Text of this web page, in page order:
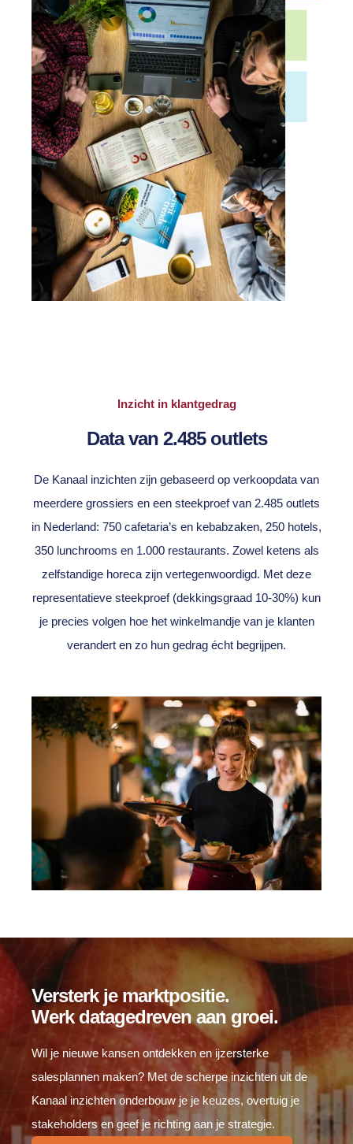
Inzicht in klantgedrag
Data van 2.485 outlets
De Kanaal inzichten zijn gebaseerd op verkoopdata van
meerdere grossiers en een steekproef van 2.485 outlets
in Nederland: 750 cafetaria’s en kebabzaken, 250 hotels,
350 lunchrooms en 1.000 restaurants. Zowel ketens als
zelfstandige horeca zijn vertegenwoordigd. Met deze
representatieve steekproef (dekkingsgraad 10-30%) kun
je precies volgen hoe het winkelmandje van je klanten
verandert en zo hun gedrag écht begrijpen.
Versterk je marktpositie.
Werk datagedreven aan groei.
Wil je nieuwe kansen ontdekken en ijzersterke
salesplannen maken? Met de scherpe inzichten uit de
Kanaal inzichten onderbouw je je keuzes, overtuig je
stakeholders en geef je richting aan je strategie.